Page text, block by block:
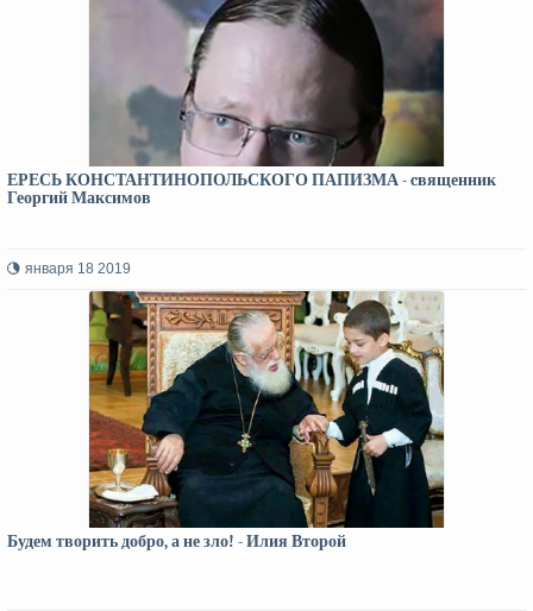
ЕРЕСЬ КОНСТАНТИНОПОЛЬСКОГО ПАПИЗМА - cвященник
Георгий Максимов
января 18 2019
Будем творить добро, а не зло! - Илия Второй